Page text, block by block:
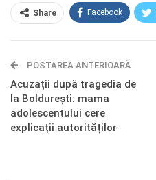
Share Facebook
Telegram OK.ru
POSTAREA ANTERIOARĂ
Acuzații după tragedia de
la Boldurești: mama
adolescentului cere
explicații autorităților